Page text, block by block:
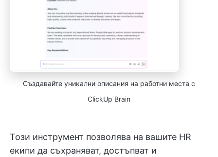
Създавайте уникални описания на работни места с
ClickUp Brain
Този инструмент позволява на вашите HR
екипи да съхраняват, достъпват и